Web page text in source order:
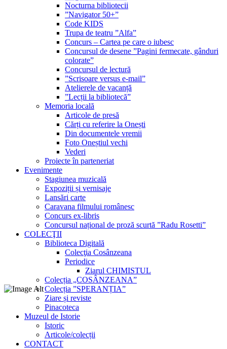
Nocturna bibliotecii
”Navigator 50+”
Code KIDS
Trupa de teatru ”Alfa”
Concurs – Cartea pe care o iubesc
Concursul de desene ”Pagini fermecate, gânduri
colorate”
Concursul de lectură
”Scrisoare versus e-mail”
Atelierele de vacanță
”Lecții la bibliotecă”
Memoria locală
Articole de presă
Cărți cu referire la Onești
Din documentele vremii
Foto Oneștiul vechi
Vederi
Proiecte în parteneriat
Evenimente
Stagiunea muzicală
Expoziții și vernisaje
Lansări carte
Caravana filmului românesc
Concurs ex-libris
Concursul național de proză scurtă ”Radu Rosetti”
COLECŢII
Biblioteca Digitală
Colecţia Cosânzeana
Periodice
Ziarul CHIMISTUL
Colecția „COSÂNZEANA”
Colecția ”SPERANȚIA”
Ziare și reviste
Pinacoteca
Muzeul de Istorie
Istoric
Articole/colecții
CONTACT